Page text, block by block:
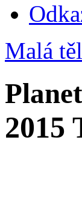
Malá
2015